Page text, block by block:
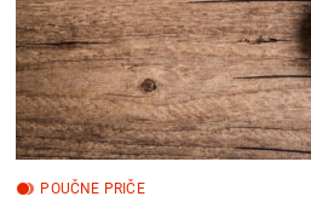
POUČNE PRIČE